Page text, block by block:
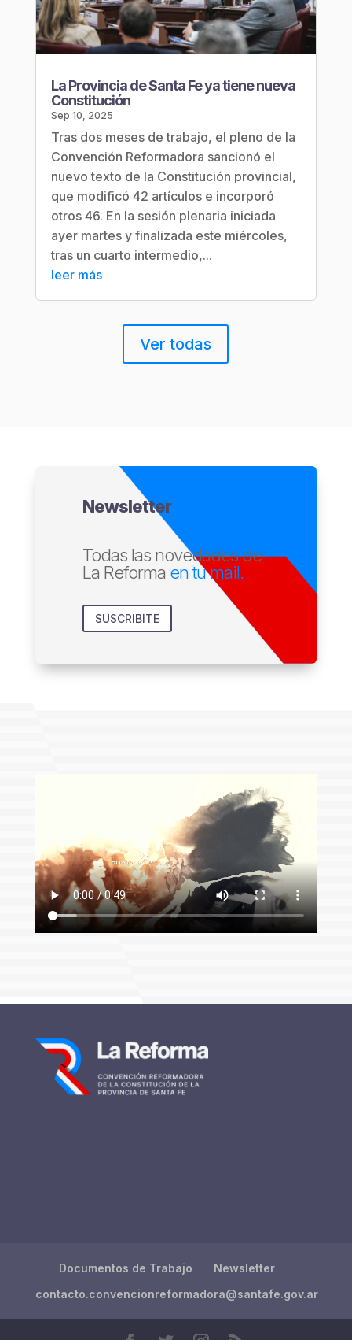
La Provincia de Santa Fe ya tiene nueva
Constitución
Sep 10, 2025
Tras dos meses de trabajo, el pleno de la
Convención Reformadora sancionó el
nuevo texto de la Constitución provincial,
que modificó 42 artículos e incorporó
otros 46. En la sesión plenaria iniciada
ayer martes y finalizada este miércoles,
tras un cuarto intermedio,...
leer más
Ver todas
Newsletter
Todas las novedades de
La Reforma en tu mail.
SUSCRIBITE
Documentos de Trabajo
Newsletter
contacto.convencionreformadora@santafe.gov.ar